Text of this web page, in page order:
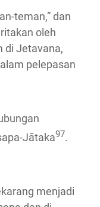
teman,” dan
oleh
di Jetavana,
pelepasan
Jātaka97.
menjadi